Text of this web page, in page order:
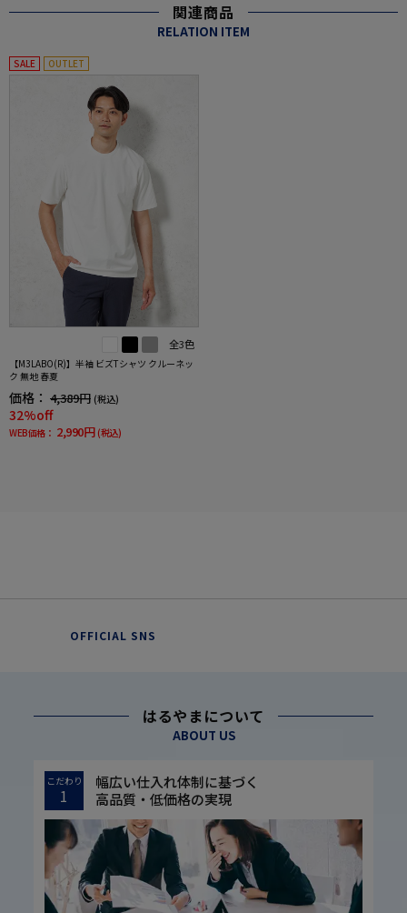
関連商品
RELATION ITEM
SALE OUTLET
全3色
【M3LABO(R)】半袖 ビズTシャツ クルーネッ
ク 無地 春夏
価格： 4,389円 (税込)
32%off
WEB価格： 2,990円 (税込)
OFFICIAL SNS
はるやまについて
ABOUT US
こだわり
1
幅広い仕入れ体制に基づく
高品質・低価格の実現